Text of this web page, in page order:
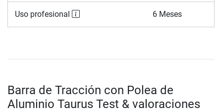
Uso profesional 6 Meses
Barra de Tracción con Polea de
Aluminio Taurus Test & valoraciones